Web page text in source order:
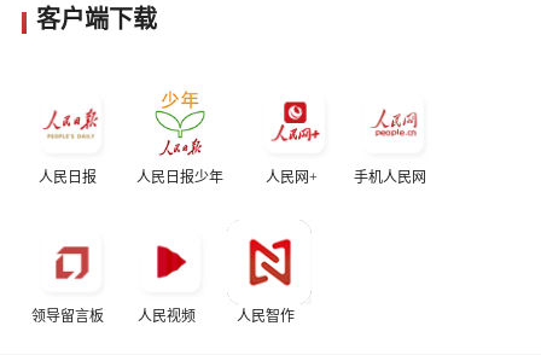
客户端下载
人民日报 人民日报少年 人民网+ 手机人民网
领导留言板 人民视频 人民智作